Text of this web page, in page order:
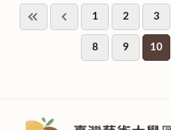
1 2 3
8 9 10